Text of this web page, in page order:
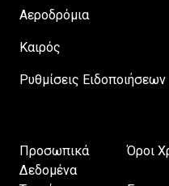
Αεροδρόμια
Καιρός
Ρυθμίσεις Ειδοποιήσεων
Προσωπικά
Δεδομένα
Όροι